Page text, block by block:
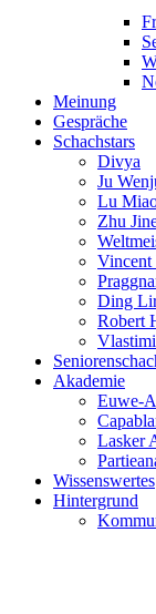
Meinung
Gespräche
Schachstars
Divya
Ju
Lu
Zhu
Vincent
Ding
Robert
Akademie
Euwe-
Lasker
Wissenswertes
Hintergrund